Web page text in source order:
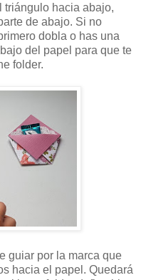
triángulo hacia abajo,
de abajo. Si no
dobla o has una
del papel para que te
folder.
guiar por la marca que
hacia el papel. Quedará